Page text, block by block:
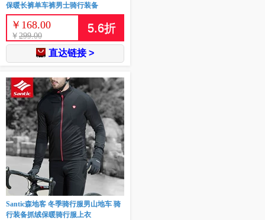
保暖长裤单车裤男士骑行装备
￥ 168.00
￥ 299.00
5.6折
直达链接 >
Santic森地客 冬季骑行服男山地车 骑
行装备抓绒保暖骑行服上衣